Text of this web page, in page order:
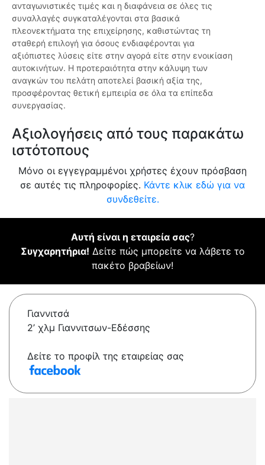
ανταγωνιστικές τιμές και η διαφάνεια σε όλες τις
συναλλαγές συγκαταλέγονται στα βασικά
πλεονεκτήματα της επιχείρησης, καθιστώντας τη
σταθερή επιλογή για όσους ενδιαφέρονται για
αξιόπιστες λύσεις είτε στην αγορά είτε στην ενοικίαση
αυτοκινήτων. Η προτεραιότητα στην κάλυψη των
αναγκών του πελάτη αποτελεί βασική αξία της,
προσφέροντας θετική εμπειρία σε όλα τα επίπεδα
συνεργασίας.
Αξιολογήσεις από τους παρακάτω
ιστότοπους
Μόνο οι εγγεγραμμένοι χρήστες έχουν πρόσβαση
σε αυτές τις πληροφορίες. Κάντε κλικ εδώ για να
συνδεθείτε.
Αυτή είναι η εταιρεία σας?
Συγχαρητήρια! Δείτε πώς μπορείτε να λάβετε το
πακέτο βραβείων!
Γιαννιτσά
2’ χλμ Γιαννιτσων-Εδέσσης
Δείτε το προφίλ της εταιρείας σας